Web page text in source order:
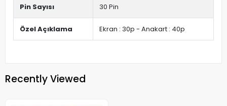
Pin Sayısı 30 Pin
Özel Açıklama Ekran : 30p - Anakart : 40p
Recently Viewed